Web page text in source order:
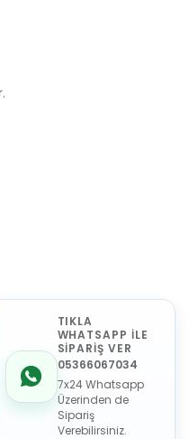
TIKLA
WHATSAPP İLE
SİPARİŞ VER
05366067034
7x24 Whatsapp
Üzerinden de
Sipariş
Verebilirsiniz.